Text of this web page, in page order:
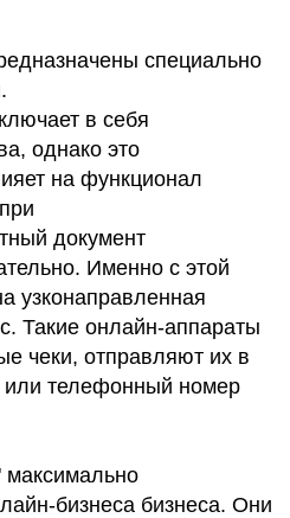
специально
в себя
однако это
на функционал
документ
Именно с этой
узконаправленная
Такие онлайн-аппараты
чеки, отправляют их в
телефонный номер
бизнеса бизнеса. Они